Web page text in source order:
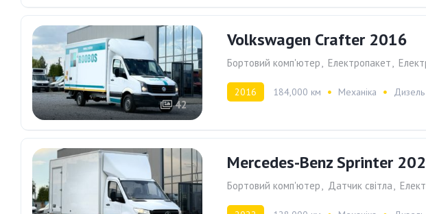
42
Volkswagen Crafter 2016
Бортовий комп'ютер, Електропакет,
2016 184,000 км Механіка Дизель
Mercedes-Benz Sprinter
Бортовий комп'ютер Датчик світла